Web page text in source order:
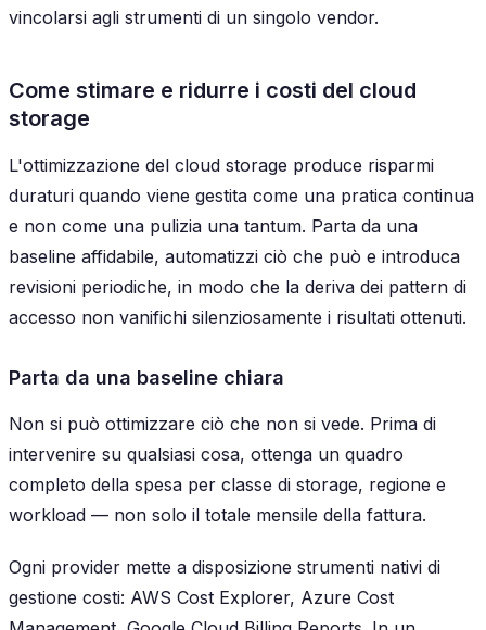
vincolarsi agli strumenti di un singolo vendor.
Come stimare e ridurre i costi del cloud
storage
L'ottimizzazione del cloud storage produce risparmi
duraturi quando viene gestita come una pratica continua
e non come una pulizia una tantum. Parta da una
baseline affidabile, automatizzi ciò che può e introduca
revisioni periodiche, in modo che la deriva dei pattern di
accesso non vanifichi silenziosamente i risultati ottenuti.
Parta da una baseline chiara
Non si può ottimizzare ciò che non si vede. Prima di
intervenire su qualsiasi cosa, ottenga un quadro
completo della spesa per classe di storage, regione e
workload — non solo il totale mensile della fattura.
Ogni provider mette a disposizione strumenti nativi di
gestione costi: AWS Cost Explorer, Azure Cost